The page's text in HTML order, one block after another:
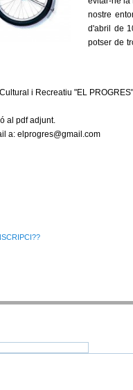
nostre
d'abril de
potser de
i Recreatiu "EL PROGRES"
al pdf adjunt.
a: elprogres@gmail.com